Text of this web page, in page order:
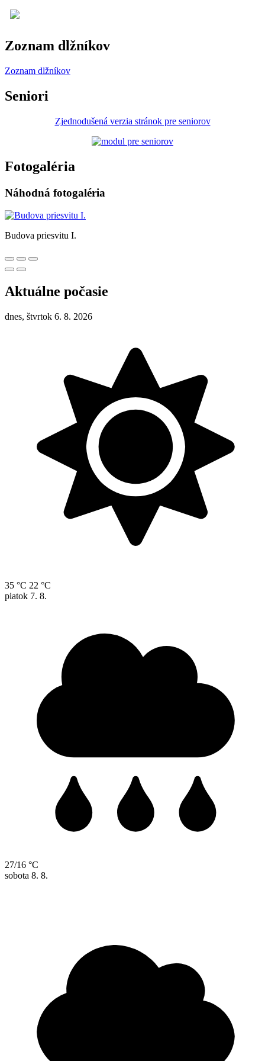
Zoznam dlžníkov
Zoznam dlžníkov
Seniori
Zjednodušená verzia stránok pre seniorov
Fotogaléria
Náhodná fotogaléria
Budova priesvitu I.
Aktuálne počasie
dnes, štvrtok 6. 8. 2026
35 °C 22 °C
piatok 7. 8.
27/16 °C
sobota 8. 8.